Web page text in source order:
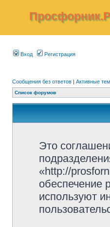
Вход Регистрация
Сообщения без ответов | Активные
Список форумов
Это
«http://
обеспечение
используют